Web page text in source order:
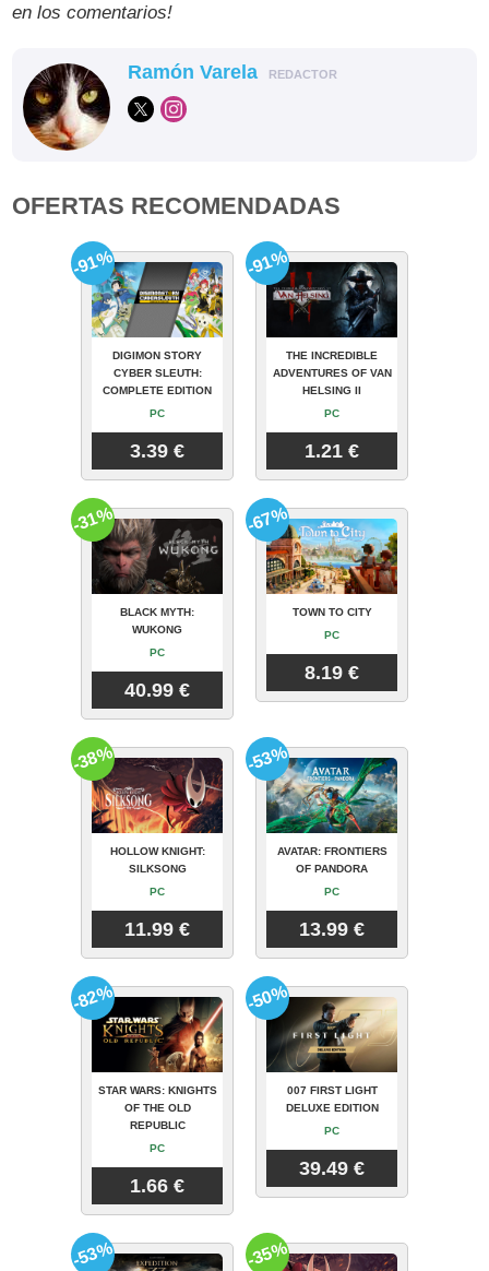
en los comentarios!
Ramón Varela REDACTOR
OFERTAS RECOMENDADAS
DIGIMON STORY
CYBER SLEUTH:
COMPLETE EDITION
PC
3.39 €
-91%
THE INCREDIBLE
ADVENTURES OF VAN
HELSING II
PC
1.21 €
-91%
BLACK MYTH:
WUKONG
PC
40.99 €
-31%
TOWN TO CITY
PC
8.19 €
-67%
HOLLOW KNIGHT:
SILKSONG
PC
11.99 €
-38%
AVATAR: FRONTIERS
OF PANDORA
PC
13.99 €
-53%
STAR WARS: KNIGHTS
OF THE OLD
REPUBLIC
PC
1.66 €
-82%
007 FIRST LIGHT
DELUXE EDITION
PC
39.49 €
-50%
-53% -35%